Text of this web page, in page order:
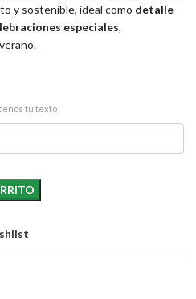
y sostenible, ideal como detalle
especiales,
tu texto